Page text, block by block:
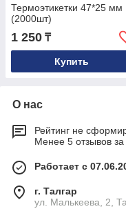
Термоэтикетки 47*25 мм
(2000шт)
1 250 ₸
Купить
О нас
Рейтинг не
Менее 5 отзывов
Работает с
г. Талгар
ул. Малькеева, 2,